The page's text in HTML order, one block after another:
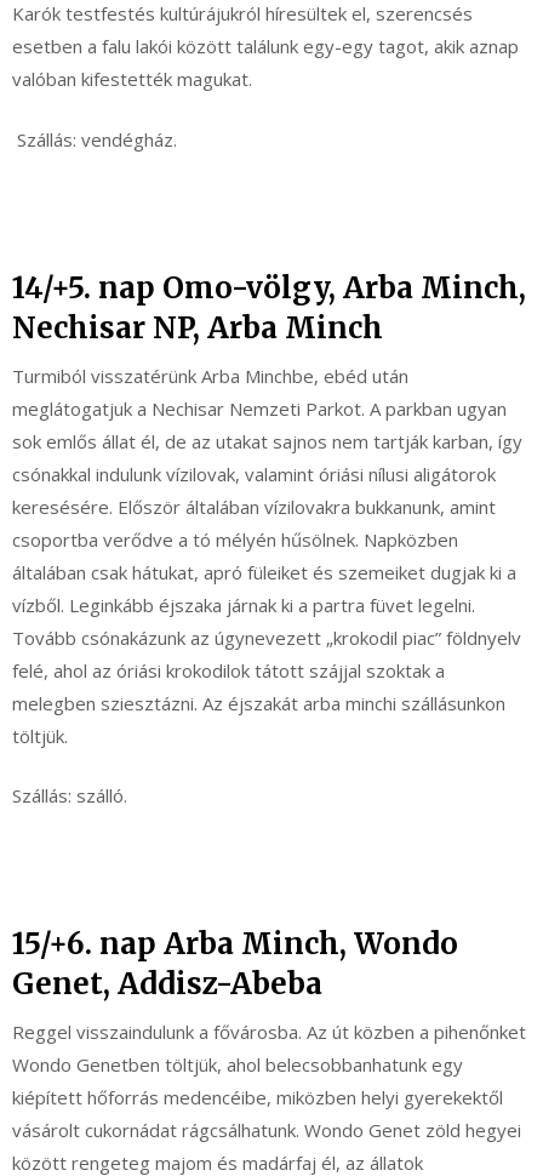
Karók testfestés kultúrájukról híresültek el, szerencsés
esetben a falu lakói között találunk egy-egy tagot, akik aznap
valóban kifestették magukat.
Szállás: vendégház.
14/+5. nap Omo-völgy, Arba Minch,
Nechisar NP, Arba Minch
Turmiból visszatérünk Arba Minchbe, ebéd után
meglátogatjuk a Nechisar Nemzeti Parkot. A parkban ugyan
sok emlős állat él, de az utakat sajnos nem tartják karban, így
csónakkal indulunk vízilovak, valamint óriási nílusi aligátorok
keresésére. Először általában vízilovakra bukkanunk, amint
csoportba verődve a tó mélyén hűsölnek. Napközben
általában csak hátukat, apró füleiket és szemeiket dugjak ki a
vízből. Leginkább éjszaka járnak ki a partra füvet legelni.
Tovább csónakázunk az úgynevezett „krokodil piac” földnyelv
felé, ahol az óriási krokodilok tátott szájjal szoktak a
melegben sziesztázni. Az éjszakát arba minchi szállásunkon
töltjük.
Szállás: szálló.
15/+6. nap Arba Minch, Wondo
Genet, Addisz-Abeba
Reggel visszaindulunk a fővárosba. Az út közben a pihenőnket
Wondo Genetben töltjük, ahol belecsobbanhatunk egy
kiépített hőforrás medencéibe, miközben helyi gyerekektől
vásárolt cukornádat rágcsálhatunk. Wondo Genet zöld hegyei
között rengeteg majom és madárfaj él, az állatok